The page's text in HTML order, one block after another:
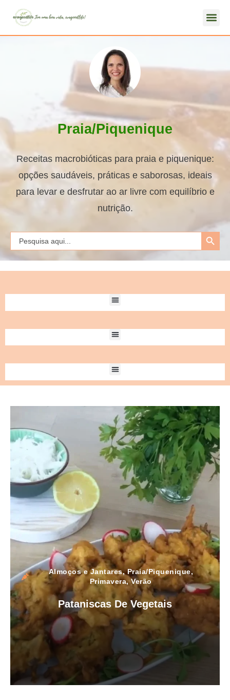
Praia/Piquenique
Receitas macrobióticas para praia e piquenique:
opções saudáveis, práticas e saborosas, ideais
para levar e desfrutar ao ar livre com equilíbrio e
nutrição.
Search
for:
Search Button
Almoços e Jantares,Praia/Piquenique,
Primavera,Verão
Pataniscas De Vegetais